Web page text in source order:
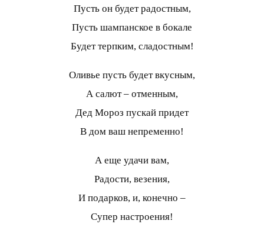
Пусть он будет радостным,
Пусть шампанское в бокале
Будет терпким, сладостным!
Оливье пусть будет вкусным,
А салют – отменным,
Дед Мороз пускай придет
В дом ваш непременно!
А еще удачи вам,
Радости, везения,
И подарков, и, конечно –
Супер настроения!